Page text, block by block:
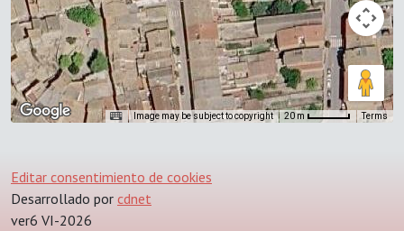
Image may be subject to copyright 20 m Terms
Editar consentimiento de cookies
Desarrollado por cdnet
ver6 VI-2026